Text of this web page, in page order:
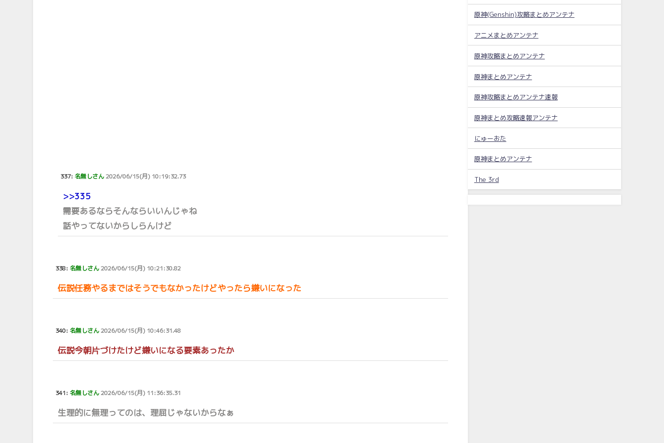
337:名無しさん2026/06/15(月) 10:19:32.73
>>335
需要あるならそんならいいんじゃね
話やってないからしらんけど
338:名無しさん2026/06/15(月) 10:21:30.82
伝説任務やるまではそうでもなかったけどやったら嫌いになった
340:名無しさん2026/06/15(月) 10:46:31.48
伝説今朝片づけたけど嫌いになる要素あったか
341:名無しさん2026/06/15(月) 11:36:35.31
生理的に無理ってのは、理屈じゃないからなぁ
原神(Genshin)攻略まとめアンテナ
アニメまとめアンテナ
原神攻略まとめアンテナ
原神まとめアンテナ
原神攻略まとめアンテナ速報
原神まとめ攻略速報アンテナ
にゅーおた
原神まとめアンテナ
The 3rd